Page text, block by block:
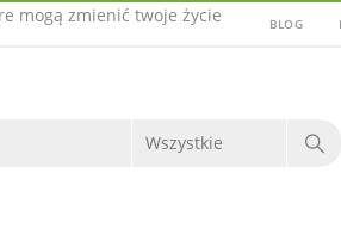
mogą zmienić twoje życie BLOG